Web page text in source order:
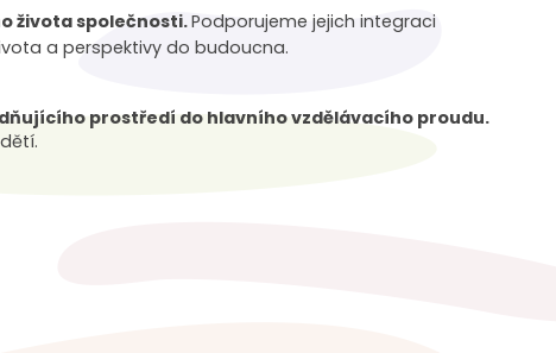
života společnosti.Podporujeme jejich integraci
a perspektivy do budoucna.
prostředí do hlavního vzdělávacího proudu.